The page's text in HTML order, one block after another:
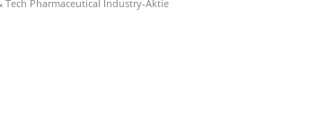
Tech Pharmaceutical Industry-Aktie